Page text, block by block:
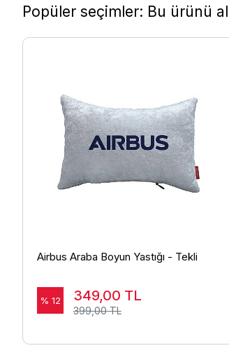
Popüler seçimler: Bu ürünü
Airbus Araba Boyun Yastığı - Tekli
% 12 349,00 TL
399,00 TL